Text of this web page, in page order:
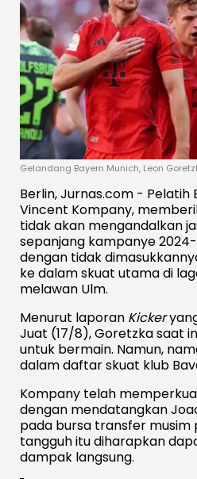
Gelandang Bayern Munich, Leon
Berlin, Jurnas.com - Pelatih
Vincent Kompany,
tidak akan mengandalkan
sepanjang kampanye
dengan tidak
ke dalam skuat utama di
melawan Ulm.
Menurut laporan Kicker
Juat (17/8), Goretzka saat
untuk bermain. Namun,
dalam daftar skuat klub
Kompany telah
dengan mendatangkan
pada bursa transfer musim
tangguh itu diharapkan
dampak langsung.